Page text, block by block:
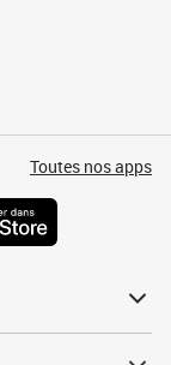
Toutes nos apps